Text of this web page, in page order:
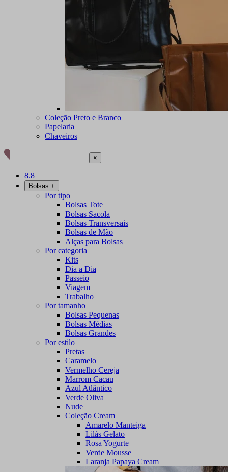
Coleção Preto e Branco
Papelaria
Chaveiros
×
8.8
Bolsas +
Por tipo
Bolsas Tote
Bolsas Sacola
Bolsas Transversais
Bolsas de Mão
Alças para Bolsas
Por categoria
Kits
Dia a Dia
Passeio
Viagem
Trabalho
Por tamanho
Bolsas Pequenas
Bolsas Médias
Bolsas Grandes
Por estilo
Pretas
Caramelo
Vermelho Cereja
Marrom Cacau
Azul Atlântico
Verde Oliva
Nude
Coleção Cream
Amarelo Manteiga
Lilás Gelato
Rosa Yogurte
Verde Mousse
Laranja Papaya Cream